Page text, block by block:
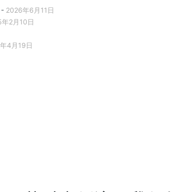
- 2026年6月11日
2月10日
4月19日